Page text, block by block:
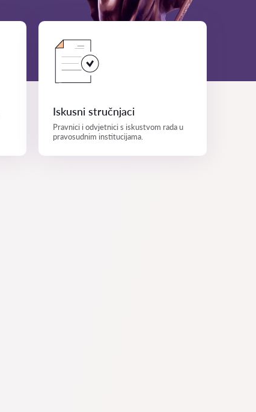
Iskusni stručnjaci
Pravnici i odvjetnici s iskustvom rada u
pravosudnim institucijama.